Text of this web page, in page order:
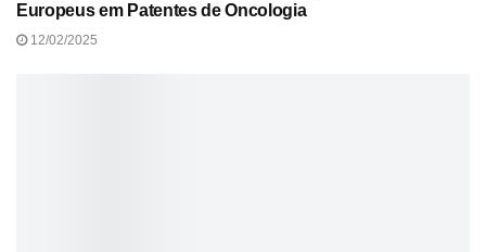
Europeus em Patentes de Oncologia
12/02/2025